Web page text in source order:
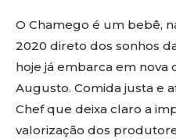
O Chamego é um bebê,
2020 direto dos sonhos
hoje já embarca em nova
Augusto. Comida justa e
Chef que deixa claro a
valorização dos